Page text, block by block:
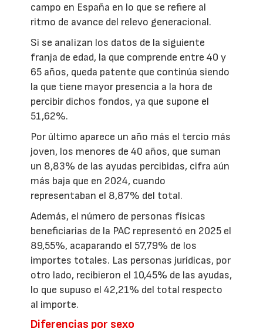
campo en España en lo que se refiere al
ritmo de avance del relevo generacional.
Si se analizan los datos de la siguiente
franja de edad, la que comprende entre 40 y
65 años, queda patente que continúa siendo
la que tiene mayor presencia a la hora de
percibir dichos fondos, ya que supone el
51,62%.
Por último aparece un año más el tercio más
joven, los menores de 40 años, que suman
un 8,83% de las ayudas percibidas, cifra aún
más baja que en 2024, cuando
representaban el 8,87% del total.
Además, el número de personas físicas
beneficiarias de la PAC representó en 2025 el
89,55%, acaparando el 57,79% de los
importes totales. Las personas jurídicas, por
otro lado, recibieron el 10,45% de las ayudas,
lo que supuso el 42,21% del total respecto
al importe.
Diferencias por sexo